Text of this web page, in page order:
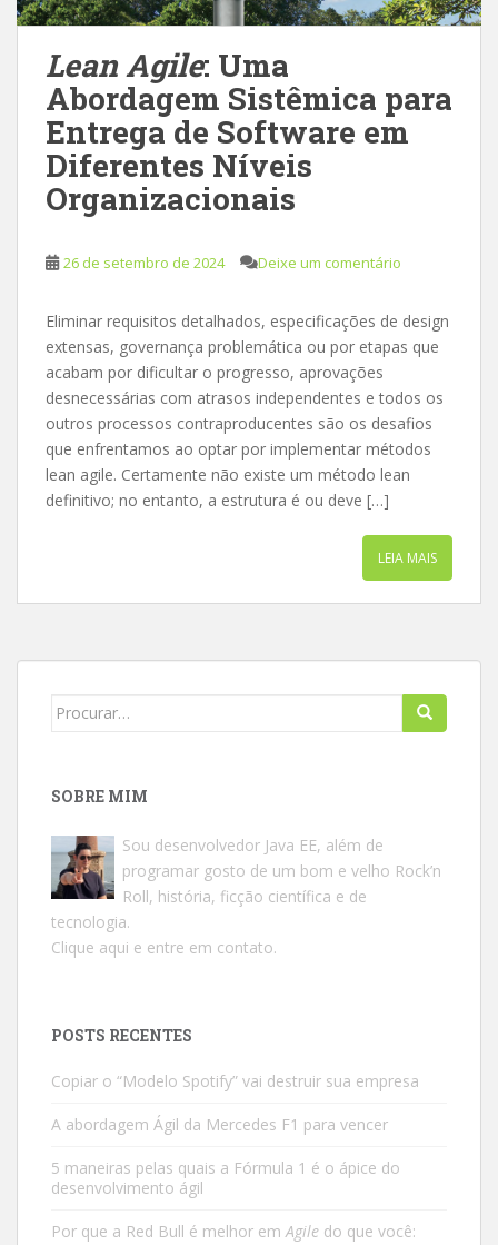
Lean Agile: Uma
Abordagem Sistêmica para
Entrega de Software em
Diferentes Níveis
Organizacionais
26 de setembro de 2024 Deixe um comentário
Eliminar requisitos detalhados, especificações de design
extensas, governança problemática ou por etapas que
acabam por dificultar o progresso, aprovações
desnecessárias com atrasos independentes e todos os
outros processos contraproducentes são os desafios
que enfrentamos ao optar por implementar métodos
lean agile. Certamente não existe um método lean
definitivo; no entanto, a estrutura é ou deve […]
LEIA MAIS
Search
SOBRE MIM
Sou desenvolvedor Java EE, além de
programar gosto de um bom e velho Rock’n
Roll, história, ficção científica e de
tecnologia.
Clique aqui e entre em contato.
POSTS RECENTES
Copiar o “Modelo Spotify” vai destruir sua empresa
A abordagem Ágil da Mercedes F1 para vencer
5 maneiras pelas quais a Fórmula 1 é o ápice do
desenvolvimento ágil
Por que a Red Bull é melhor em Agile do que você: